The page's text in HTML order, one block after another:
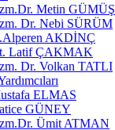
Metin GÜMÜŞ
Dr. Nebi SÜRÜM
AKDİNÇ
Latif ÇAKMAK
Dr. Volkan TATLI
ELMAS
GÜNEY
Ümit ATMAN